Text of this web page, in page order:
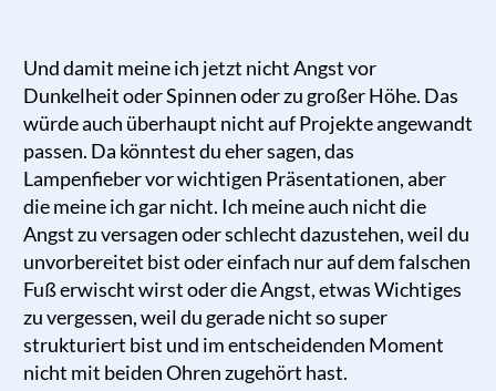
Und damit meine ich jetzt nicht Angst vor
Dunkelheit oder Spinnen oder zu großer Höhe. Das
würde auch überhaupt nicht auf Projekte angewandt
passen. Da könntest du eher sagen, das
Lampenfieber vor wichtigen Präsentationen, aber
die meine ich gar nicht. Ich meine auch nicht die
Angst zu versagen oder schlecht dazustehen, weil du
unvorbereitet bist oder einfach nur auf dem falschen
Fuß erwischt wirst oder die Angst, etwas Wichtiges
zu vergessen, weil du gerade nicht so super
strukturiert bist und im entscheidenden Moment
nicht mit beiden Ohren zugehört hast.